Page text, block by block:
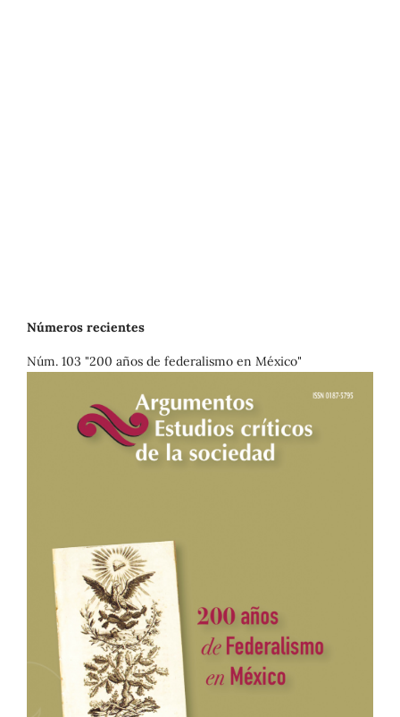
Números recientes
Núm. 103 "200 años de federalismo en México"